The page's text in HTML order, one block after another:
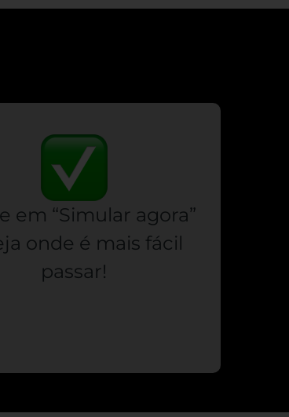
em “Simular agora”
onde é mais fácil
passar!